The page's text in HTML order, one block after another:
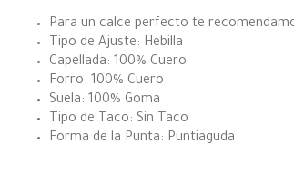
Para un calce perfecto te
Tipo de Ajuste: Hebilla
Capellada: 100% Cuero
Forro: 100% Cuero
Suela: 100% Goma
Tipo de Taco: Sin Taco
Forma de la Punta: Puntiaguda